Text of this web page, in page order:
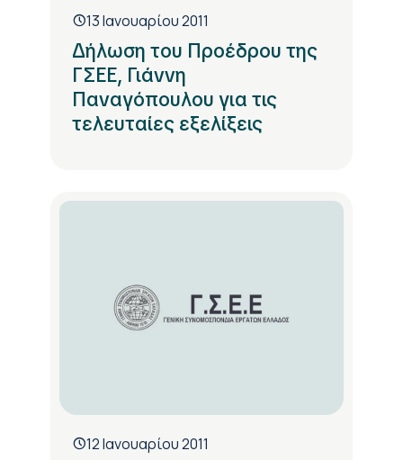
13 Ιανουαρίου 2011
Δήλωση του Προέδρου της
ΓΣΕΕ, Γιάννη
Παναγόπουλου για τις
τελευταίες εξελίξεις
12 Ιανουαρίου 2011